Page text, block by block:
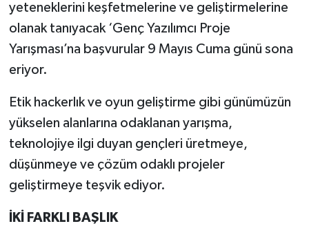
yeteneklerini keşfetmelerine ve geliştirmelerine
olanak tanıyacak ‘Genç Yazılımcı Proje
Yarışması’na başvurular 9 Mayıs Cuma günü sona
eriyor.
Etik hackerlık ve oyun geliştirme gibi günümüzün
yükselen alanlarına odaklanan yarışma,
teknolojiye ilgi duyan gençleri üretmeye,
düşünmeye ve çözüm odaklı projeler
geliştirmeye teşvik ediyor.
İKİ FARKLI BAŞLIK